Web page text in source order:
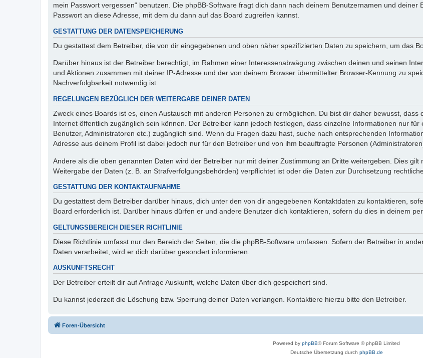
mein Passwort vergessen“ benutzen. Die phpBB-Software fragt dich dann nach deinem Benutzernamen und
Passwort an diese Adresse, mit dem du dann auf das Board zugreifen kannst.
GESTATTUNG DER DATENSPEICHERUNG
Du gestattest dem Betreiber, die von dir eingegebenen und oben näher spezifizierten Daten zu speichern, um das
Darüber hinaus ist der Betreiber berechtigt, im Rahmen einer Interessenabwägung zwischen deinen und seinen
und Aktionen zusammen mit deiner IP-Adresse und der von deinem Browser übermittelter Browser-Kennung zu
Nachverfolgbarkeit notwendig ist.
REGELUNGEN BEZÜGLICH DER WEITERGABE DEINER DATEN
Zweck eines Boards ist es, einen Austausch mit anderen Personen zu ermöglichen. Du bist dir daher bewusst,
Internet öffentlich zugänglich sein können. Der Betreiber kann jedoch festlegen, dass einzelne Informationen nur
Benutzer, Administratoren etc.) zugänglich sind. Wenn du Fragen dazu hast, suche nach entsprechenden
Adresse aus deinem Profil ist dabei jedoch nur für den Betreiber und von ihm beauftragte Personen
Andere als die oben genannten Daten wird der Betreiber nur mit deiner Zustimmung an Dritte weitergeben. Dies
Weitergabe der Daten (z. B. an Strafverfolgungsbehörden) verpflichtet ist oder die Daten zur Durchsetzung
GESTATTUNG DER KONTAKTAUFNAHME
Du gestattest dem Betreiber darüber hinaus, dich unter den von dir angegebenen Kontaktdaten zu kontaktieren,
Board erforderlich ist. Darüber hinaus dürfen er und andere Benutzer dich kontaktieren, sofern du dies in deinem
GELTUNGSBEREICH DIESER RICHTLINIE
Diese Richtlinie umfasst nur den Bereich der Seiten, die die phpBB-Software umfassen. Sofern der Betreiber in
Daten verarbeitet, wird er dich darüber gesondert informieren.
AUSKUNFTSRECHT
Der Betreiber erteilt dir auf Anfrage Auskunft, welche Daten über dich gespeichert sind.
Du kannst jederzeit die Löschung bzw. Sperrung deiner Daten verlangen. Kontaktiere hierzu bitte den Betreiber.
Foren-Übersicht
Powered by phpBB® Forum Software © phpBB Limited
Deutsche Übersetzung durch phpBB.de